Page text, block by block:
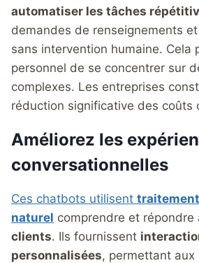
automatiser les tâches
demandes de renseignements
sans intervention humaine. Cela
personnel de se concentrer sur
complexes. Les entreprises
réduction significative des coûts
Améliorez les
conversationnelles
Ces chatbots utilisent
naturel comprendre et répondre
clients. Ils fournissent
personnalisées, permettant aux